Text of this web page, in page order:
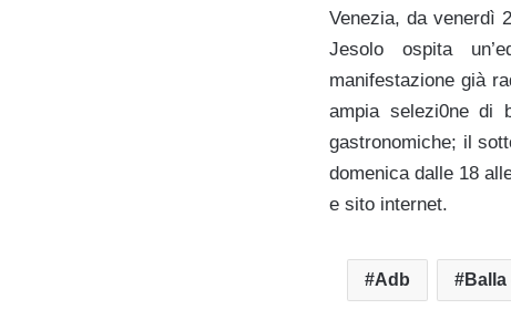
Venezia, da venerdì
Jesolo ospita
manifestazione già
ampia selezi0ne di
gastronomiche; il
domenica dalle 18
e sito internet.
Adb Balla